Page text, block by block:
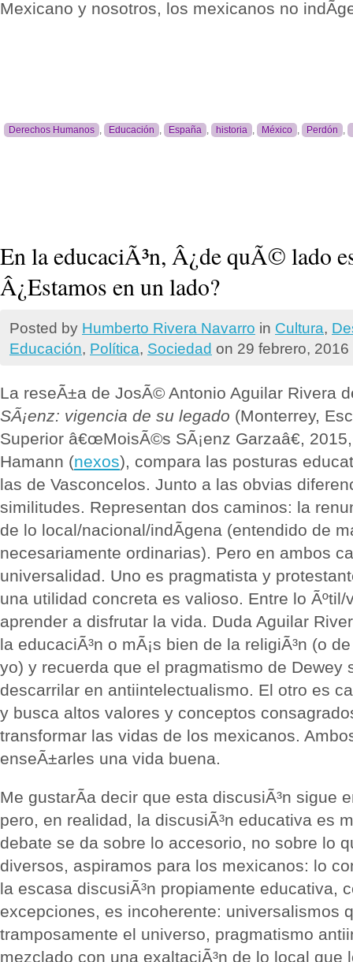
Mexicano y nosotros, los mexicanos no
Derechos Humanos , Educación , España , historia , México , Perdón ,
En la educaciÃ³n, Â¿de quÃ© lado
Â¿Estamos en un lado?
Posted by Humberto Rivera Navarro in Cultura,
Educación, Polí­tica, Sociedad on 29 febrero, 2016
La reseÃ±a de JosÃ© Antonio Aguilar Rivera
SÃ¡enz: vigencia de su legado (Monterrey,
Superior â€œMoisÃ©s SÃ¡enz Garzaâ€,
Hamann (nexos), compara las posturas
las de Vasconcelos. Junto a las obvias
similitudes. Representan dos caminos: la
de lo local/nacional/indÃ­gena (entendido de
necesariamente ordinarias). Pero en ambos
universalidad. Uno es pragmatista y
una utilidad concreta es valioso. Entre lo Ãºtil/
aprender a disfrutar la vida. Duda Aguilar
la educaciÃ³n o mÃ¡s bien de la religiÃ³n (o
yo) y recuerda que el pragmatismo de Dewey
descarrilar en antiintelectualismo. El otro es
y busca altos valores y conceptos
transformar las vidas de los mexicanos.
enseÃ±arles una vida buena.
Me gustarÃ­a decir que esta discusiÃ³n sigue
pero, en realidad, la discusiÃ³n educativa es
debate se da sobre lo accesorio, no sobre lo
diversos, aspiramos para los mexicanos: lo
la escasa discusiÃ³n propiamente educativa,
excepciones, es incoherente: universalismos
tramposamente el universo, pragmatismo
mezclado con una exaltaciÃ³n de lo local que